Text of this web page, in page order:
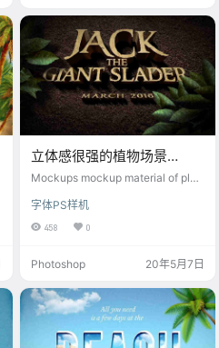
立体感很强的植物场景
mockups样机素材
Mockups mockup material of plan
onal sense
字体PS样机
458 0
Photoshop 20年5月7日